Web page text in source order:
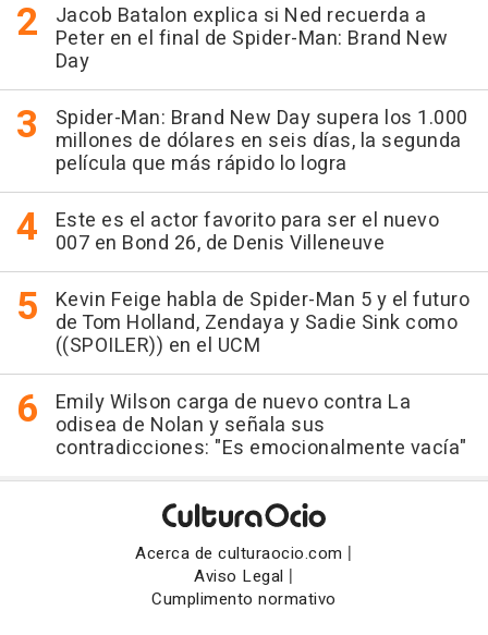
Jacob Batalon explica si Ned recuerda a
Peter en el final de Spider-Man: Brand New
Day
Spider-Man: Brand New Day supera los 1.000
millones de dólares en seis días, la segunda
película que más rápido lo logra
Este es el actor favorito para ser el nuevo
007 en Bond 26, de Denis Villeneuve
Kevin Feige habla de Spider-Man 5 y el futuro
de Tom Holland, Zendaya y Sadie Sink como
((SPOILER)) en el UCM
Emily Wilson carga de nuevo contra La
odisea de Nolan y señala sus
contradicciones: "Es emocionalmente vacía"
Acerca de culturaocio.com |
Aviso Legal |
Cumplimento normativo